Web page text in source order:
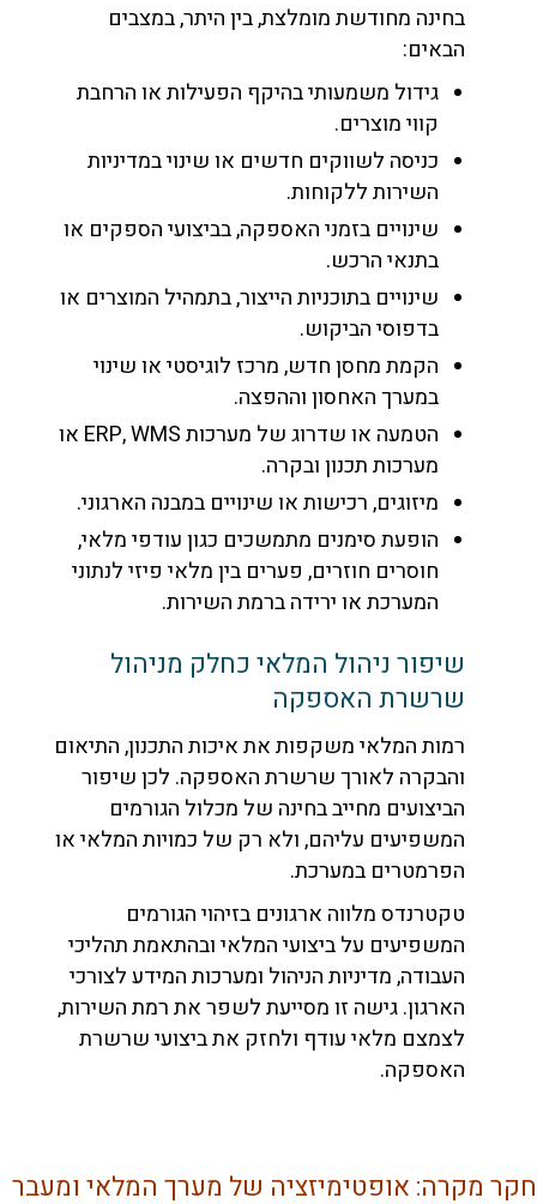
בחינה מחודשת מומלצת, בין היתר, במצבים
הבאים:
גידול משמעותי בהיקף הפעילות או הרחבת
קווי מוצרים.
כניסה לשווקים חדשים או שינוי במדיניות
השירות ללקוחות.
שינויים בזמני האספקה, בביצועי הספקים או
בתנאי הרכש.
שינויים בתוכניות הייצור, בתמהיל המוצרים או
בדפוסי הביקוש.
הקמת מחסן חדש, מרכז לוגיסטי או שינוי
במערך האחסון וההפצה.
הטמעה או שדרוג של מערכות ERP, WMS או
מערכות תכנון ובקרה.
מיזוגים, רכישות או שינויים במבנה הארגוני.
הופעת סימנים מתמשכים כגון עודפי מלאי,
חוסרים חוזרים, פערים בין מלאי פיזי לנתוני
המערכת או ירידה ברמת השירות.
שיפור ניהול המלאי כחלק מניהול
שרשרת האספקה
רמות המלאי משקפות את איכות התכנון, התיאום
והבקרה לאורך שרשרת האספקה. לכן שיפור
הביצועים מחייב בחינה של מכלול הגורמים
המשפיעים עליהם, ולא רק של כמויות המלאי או
הפרמטרים במערכת.
טקטרנדס מלווה ארגונים בזיהוי הגורמים
המשפיעים על ביצועי המלאי ובהתאמת תהליכי
העבודה, מדיניות הניהול ומערכות המידע לצורכי
הארגון. גישה זו מסייעת לשפר את רמת השירות,
לצמצם מלאי עודף ולחזק את ביצועי שרשרת
האספקה.
אופטימיזציה של מערך המלאי ומעבר